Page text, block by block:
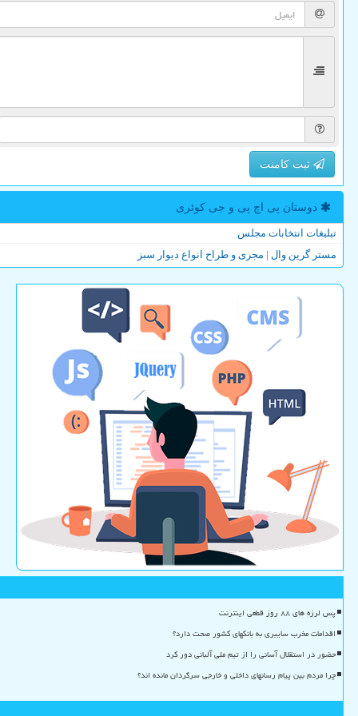
ثبت کامنت
دوستان پی اچ پی و جی كوئری
تبلیغات انتخابات مجلس
مستر گرین وال | مجری و طراح انواع دیوار سبز
پس لرزه های ۸۸ روز قطعی اینترنت
اقدامات مخرب سایبری به بانکهای کشور صحت دارد؟
حضور در استقلال آسانی را از تیم ملی آلبانی دور کرد
چرا مردم بین پیام رسانهای داخلی و خارجی سرگردان مانده اند؟